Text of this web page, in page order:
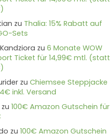
zu Thalia: 15% Rabatt auf
Sets
zu 6 Monate WOW
Ticket für 14,99€ mtl. (statt
zu Chiemsee Steppjacke
inkl. Versand
zu 100€ Amazon Gutschein für
zu 100€ Amazon Gutschein